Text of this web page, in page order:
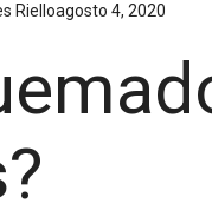
Rielloagosto 4, 2020